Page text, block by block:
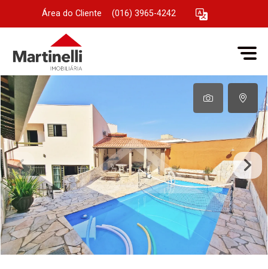
Área do Cliente (016) 3965-4242